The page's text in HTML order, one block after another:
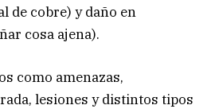
de cobre) y daño en
cosa ajena).
como amenazas,
lesiones y distintos tipos